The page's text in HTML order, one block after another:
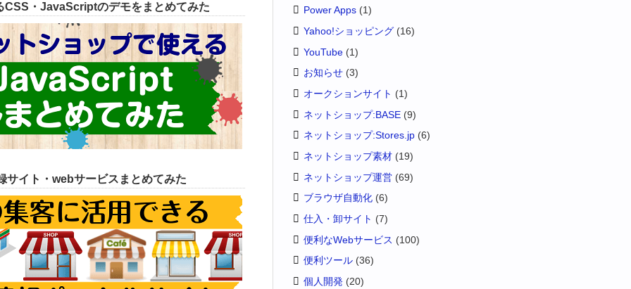
CSS・JavaScriptのデモをまとめてみた
サイト・webサービスまとめてみた
Power Apps (1)
Yahoo!ショッピング (16)
YouTube (1)
お知らせ (3)
オークションサイト (1)
ネットショップ:BASE (9)
ネットショップ:Stores.jp (6)
ネットショップ素材 (19)
ネットショップ運営 (69)
ブラウザ自動化 (6)
仕入・卸サイト (7)
便利なWebサービス (100)
便利ツール (36)
個人開発 (20)